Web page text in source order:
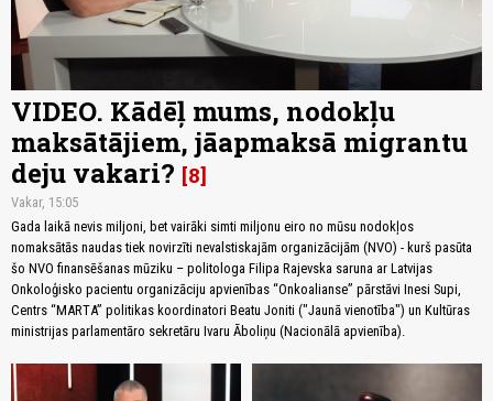
VIDEO. Kādēļ mums, nodokļu
maksātājiem, jāapmaksā migrantu
deju vakari? 8
Vakar, 15:05
Gada laikā nevis miljoni, bet vairāki simti miljonu eiro no mūsu nodokļos
nomaksātās naudas tiek novirzīti nevalstiskajām organizācijām (NVO) - kurš pasūta
šo NVO finansēšanas mūziku – politologa Filipa Rajevska saruna ar Latvijas
Onkoloģisko pacientu organizāciju apvienības “Onkoalianse” pārstāvi Inesi Supi,
Centrs “MARTA” politikas koordinatori Beatu Joniti ("Jaunā vienotība") un Kultūras
ministrijas parlamentāro sekretāru Ivaru Āboliņu (Nacionālā apvienība).